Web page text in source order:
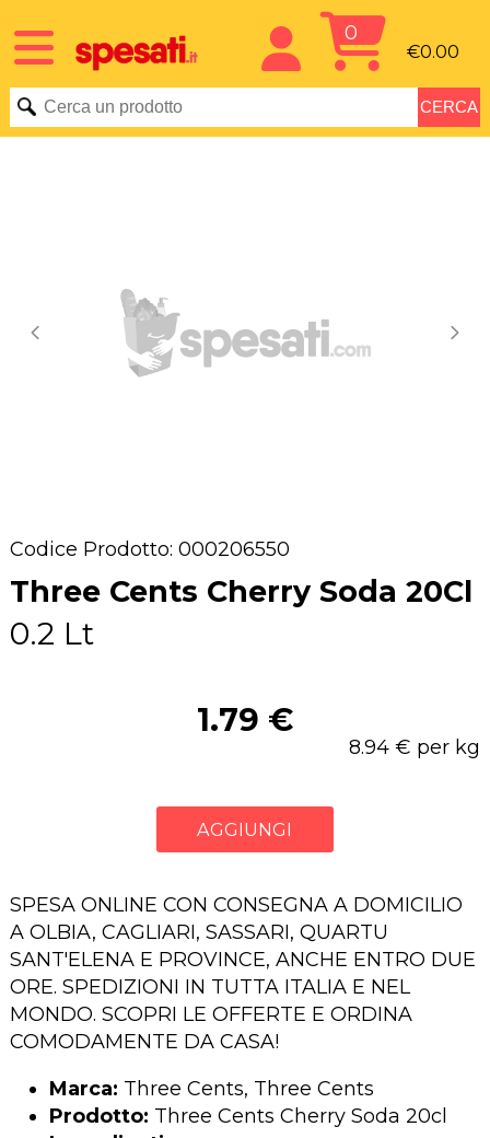
0
€0.00
Codice Prodotto: 000206550
Three Cents Cherry Soda 20Cl
0.2 Lt
1.79 €
8.94 € per kg
AGGIUNGI
SPESA ONLINE CON CONSEGNA A DOMICILIO
A OLBIA, CAGLIARI, SASSARI, QUARTU
SANT'ELENA E PROVINCE, ANCHE ENTRO DUE
ORE. SPEDIZIONI IN TUTTA ITALIA E NEL
MONDO. SCOPRI LE OFFERTE E ORDINA
COMODAMENTE DA CASA!
Marca: Three Cents, Three Cents
Prodotto: Three Cents Cherry Soda 20cl